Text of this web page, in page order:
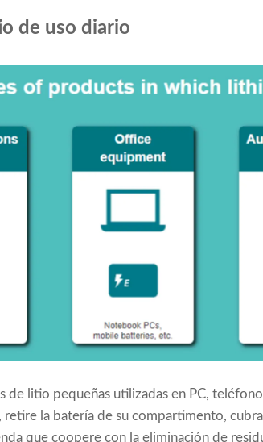
de uso diario
de litio pequeñas utilizadas en PC,
la batería de su compartimento,
que coopere con la eliminación de